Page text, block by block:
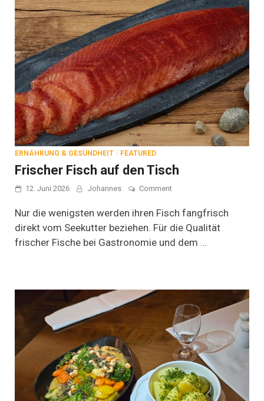
ERNÄHRUNG & GESUNDHEIT / FEATURED
Frischer Fisch auf den Tisch
12. Juni 2026 Johannes Commenton
Fisch
auf
den
Tisch
Nur die wenigsten werden ihren Fisch fangfrisch
direkt vom Seekutter beziehen. Für die Qualität
frischer Fische bei Gastronomie und dem …